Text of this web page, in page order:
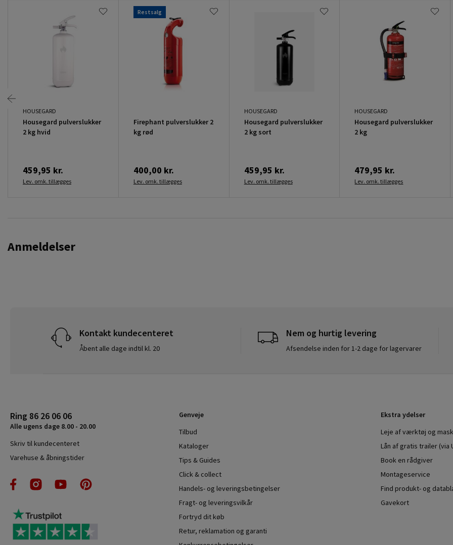
HOUSEGARD
Housegard pulverslukker
2 kg hvid
459,95 kr.
Lev. omk. tillægges
Restsalg
Firephant pulverslukker 2
kg rød
400,00 kr.
Lev. omk. tillægges
HOUSEGARD
Housegard pulverslukker
2 kg sort
459,95 kr.
Lev. omk. tillægges
HOUSEGARD
Housegard pulverslukker
2 kg
479,95 kr.
Lev. omk. tillægges
Anmeldelser
Kontakt kundecenteret
Åbent alle dage indtil kl. 20
Nem og hurtig levering
Afsendelse inden for 1-2 dage for lagervarer
Ring 86 26 06 06
Alle ugens dage 8.00 - 20.00
Skriv til kundecenteret
Varehuse & åbningstider
Genveje
Tilbud
Kataloger
Tips & Guides
Click & collect
Handels- og leveringsbetingelser
Fragt- og leveringsvilkår
Fortryd dit køb
Retur, reklamation og garanti
Ekstra ydelser
Leje af værktøj og
Lån af gratis trailer (via
Book en rådgiver
Montageservice
Find produkt- og
Gavekort